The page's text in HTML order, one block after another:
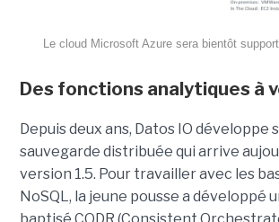
Le cloud Microsoft Azure sera bientôt
Des fonctions analytiques à
Depuis deux ans, Datos IO développe
sauvegarde distribuée qui arrive
version 1.5. Pour travailler avec les
NoSQL, la jeune pousse a développé